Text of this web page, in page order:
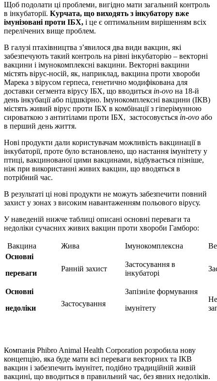
Щоб подолати ці проблеми, вигідно мати загальний контроль
в інкубаторії. Курчата, що виходять з інкубатору вже
імунізовані проти ІБХ, і це є оптимальним вирішенням всіх
перелічених вище проблем.
В галузі птахівництва з’явилося два види вакцин, які
забезпечують такий контроль на рівні інкубаторію – векторні
вакцини і імунокомплексні вакцини. Векторні вакцини
містять вірус-носій, як, наприклад, вакцина проти хвороби
Марека з вірусом герпеса, генетично модифікована для
доставки сегмента вірусу ІБХ, що вводиться in-ovo на 18-й
день інкубації або підшкірно. Імунокомплексні вакцини (IКВ)
містять живий вірус проти ІБХ в комбінації з гіперімунною
сироваткою з антитілами проти ІБХ, застосовується in-ovo або
в перший день життя.
Нові продукти дали користувачам можливість вакцинації в
інкубаторії, проте було встановлено, що настання імунітету у
птиці, вакцинованої цими вакцинами, відбувається пізніше,
ніж при використанні живих вакцин, що вводяться в
потрібний час.
В результаті ці нові продукти не можуть забезпечити повний
захист у зонах з високим навантаженням польового вірусу.
У наведеній нижче таблиці описані основні переваги та
недоліки сучасних живих вакцин проти хвороби Гамборо:
Вакцина Жива Імунокомплексна
Основні
переваги
Ранній захист
Застосування в
інкубаторі
Основні
недоліки
Застосування
Запізніле формування
імунітету
Компанія Phibro Animal Health Corporation розробила нову
концепцію, яка буде мати всі переваги векторних та ІКВ
вакцин і забезпечить імунітет, подібно традиційній живій
вакцині, що вводиться в правильний час, без явних недоліків.